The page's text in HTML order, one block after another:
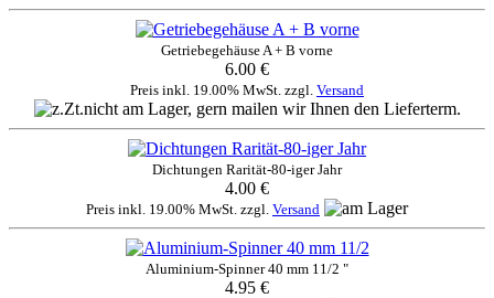
Getriebegehäuse A + B vorne
6.00 €
Preis inkl. 19.00% MwSt. zzgl. Versand
Dichtungen Rarität-80-iger Jahr
4.00 €
Preis inkl. 19.00% MwSt. zzgl. Versand
Aluminium-Spinner 40 mm 11/2 "
4.95 €